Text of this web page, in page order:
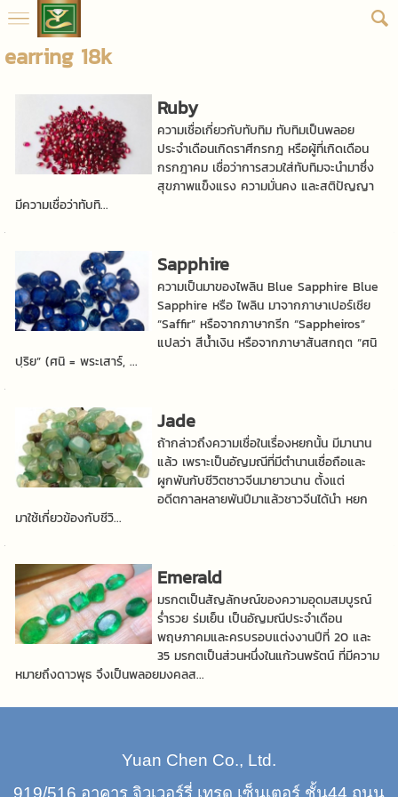
earring 18k
Ruby
ความเชื่อเกี่ยวกับทับทิม ทับทิมเป็นพลอย
ประจำเดือนเกิดราศีกรกฎ หรือผู้ที่เกิดเดือน
กรกฎาคม เชื่อว่าการสวมใส่ทับทิมจะนำมาซึ่ง
สุขภาพแข็งแรง ความมั่นคง และสติปัญญา
มีความเชื่อว่าทับทิ...
Sapphire
ความเป็นมาของไพลิน Blue Sapphire Blue
Sapphire หรือ ไพลิน มาจากภาษาเปอร์เชีย
“Saffir” หรือจากภาษากรีก “Sappheiros”
แปลว่า สีน้ำเงิน หรือจากภาษาสันสกฤต “ศนิ
ปฺริย” (ศนิ = พระเสาร์, ...
Jade
ถ้ากล่าวถึงความเชื่อในเรื่องหยกนั้น มีมานาน
แล้ว เพราะเป็นอัญมณีที่มีตำนานเชื่อถือและ
ผูกพันกับชีวิตชาวจีนมายาวนาน ตั้งแต่
อดีตกาลหลายพันปีมาแล้วชาวจีนได้นำ หยก
มาใช้เกี่ยวข้องกับชีวิ...
Emerald
มรกตเป็นสัญลักษณ์ของความอุดมสมบูรณ์
ร่ำรวย ร่มเย็น เป็นอัญมณีประจำเดือน
พฤษภาคมและครบรอบแต่งงานปีที่ 20 และ
35 มรกตเป็นส่วนหนึ่งในแก้วนพรัตน์ ที่มีความ
หมายถึงดาวพุธ จึงเป็นพลอยมงคลส...
Yuan Chen Co., Ltd.
919/516 อาคาร จิวเวอร์รี่ เทรด เซ็นเตอร์ ชั้น44 ถนน